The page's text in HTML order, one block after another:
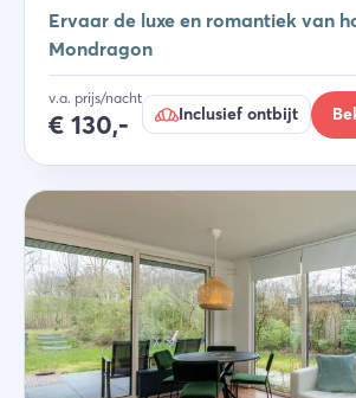
Ervaar de luxe en romantiek van
Mondragon
v.a. prijs/nacht
€ 130,- Inclusief ontbijt